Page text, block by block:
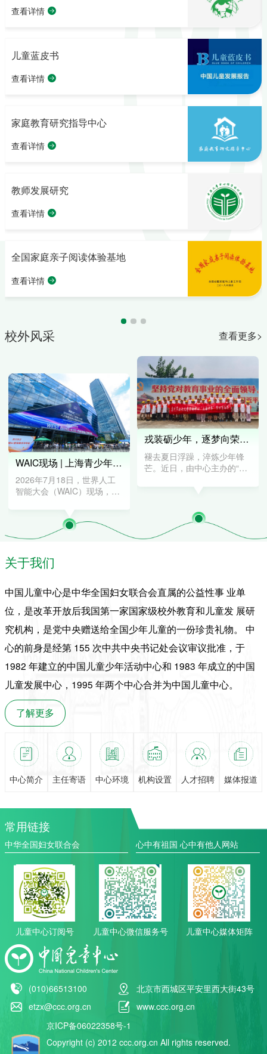
关于我们
公益活动
关于我们
各地动态
查看详情
简介
项目合作
中国儿童艺术团
查看详情
心
机构介绍
动态新闻
对外交流中心
查看详情
专栏介绍
区域协作
全国少年儿童短视
查看详情
验基地
通知公告
基地风采
关于我们
校外风采 查看更多>
WAIC现场 | 上海青少年AI学院学子闪耀世界人工智能大会，少年力量正当时！
2026年7月18日，世界人工
智能大会（WAIC）现场，一
未来发展论坛在上海隆重举
行。院士、专家、行业领袖
齐聚一堂，共话AI发展未
慧的盛会上，有一群特殊的
身影格外引人注目——他们
交通大学人工智能学院共建
的上海青少年人工智能学院
的首届学员代表。
戎装砺少年，逐梦向荣光｜“大国少年”军事营圆满收官
褪去夏日浮躁，淬炼少年锋
芒。近日，由中心主办的“大
营。为期三天的全封闭军事
们身着戎装，以训练铸品
格、以实践强体魄、以红色
润初心，在汗水与欢笑中完
上，嘹亮口号响彻基地。
关于我们
中国儿童中心是中华全国妇女联合会直属的公益性事 业单
位，是改革开放后我国第一家国家级校外教育和儿童发 展研
究机构，是党中央赠送给全国少年儿童的一份珍贵礼物。 中
心的前身是经第 155 次中共中央书记处会议审议批准，于
1982 年建立的中国儿童少年活动中心和 1983 年成立的中国
儿童发展中心，1995 年两个中心合并为中国儿童中心。
了解更多
中心简介 主任寄语 中心环境 机构设置 人才招聘 媒体报道
常用链接
中华全国妇女联合会 心中有祖国 心中有他人网站
儿童中心订阅号 儿童中心微信服务号 儿童中心媒体矩阵
(010)66513100
北京市西城区平安里西大街43号
etzx@ccc.org.cn
www.ccc.org.cn
京ICP备06022358号-1
Copyright (c) 2012 ccc.org.cn All rights reserved.